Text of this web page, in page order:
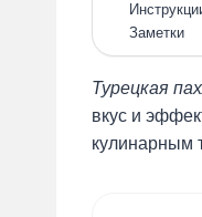
Заметки
Турецкая
вкус и
кулинарным